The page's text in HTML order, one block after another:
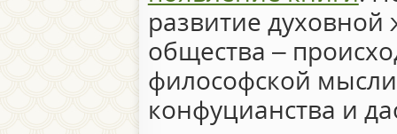
развитие духовной
общества –
философской
конфуцианства и